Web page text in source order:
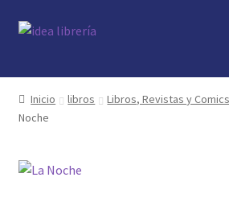
Ir
Ir
Inicio
contacto
libros
Inicio libros Libros, Revistas y Comics
Noche